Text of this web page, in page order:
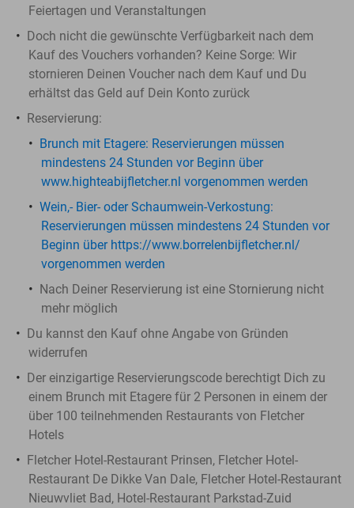
Feiertagen und Veranstaltungen
Doch nicht die gewünschte Verfügbarkeit nach dem
Kauf des Vouchers vorhanden? Keine Sorge: Wir
stornieren Deinen Voucher nach dem Kauf und Du
erhältst das Geld auf Dein Konto zurück
Reservierung:
Brunch mit Etagere: Reservierungen müssen
mindestens 24 Stunden vor Beginn über
www.highteabijfletcher.nl vorgenommen werden
Wein,- Bier- oder Schaumwein-Verkostung​:
Reservierungen müssen mindestens 24 Stunden vor
Beginn über https://www.borrelenbijfletcher.nl/
vorgenommen werden
Nach Deiner Reservierung ist eine Stornierung nicht
mehr möglich
Du kannst den Kauf ohne Angabe von Gründen
widerrufen
Der einzigartige Reservierungscode berechtigt Dich zu
einem ​Brunch mit Etagere für 2 Personen in einem der
über 100 teilnehmenden Restaurants von Fletcher
Hotels
Fletcher Hotel-Restaurant Prinsen, Fletcher Hotel-
Restaurant De Dikke Van Dale, Fletcher Hotel-Restaurant
Nieuwvliet Bad, Hotel-Restaurant Parkstad-Zuid